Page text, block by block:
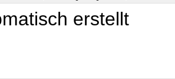
erstellt